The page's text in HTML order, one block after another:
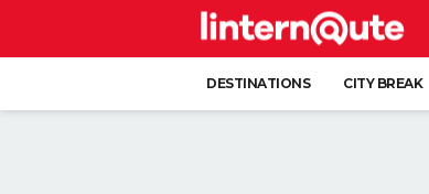
DESTINATIONS CITY BREAK